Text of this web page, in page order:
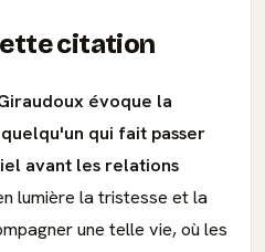
citation
évoque la
qui fait passer
avant les relations
lumière la tristesse et la
une telle vie, où les